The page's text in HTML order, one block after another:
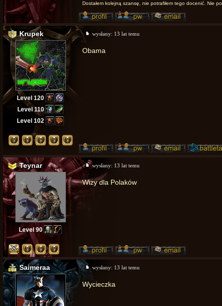
Dostałem kolejną szansę, nie potrafiłem tego docenić. Nie
Krupek
Level 120
Level 110
Level 102
wysłany: 13 lat temu
Obama
Teynar
Level 90
wysłany: 13 lat temu
Wizy dla Polaków
Saimeraa wysłany: 13 lat temu
Wycieczka